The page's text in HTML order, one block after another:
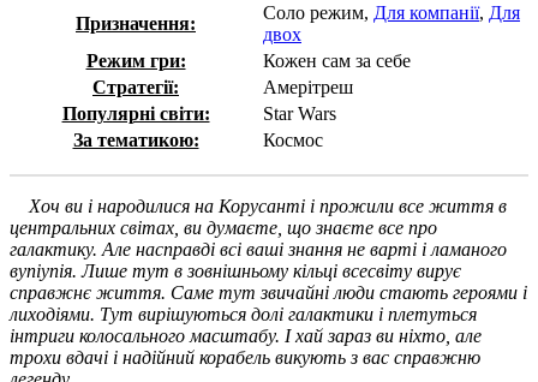
Призначення:
Соло режим, Для компанії, Для
двох
Режим гри:
Кожен сам за себе
Стратегії:
Амерітреш
Популярні світи:
Star Wars
За тематикою:
Космос
Хоч ви і народилися на Корусанті і прожили все життя в
центральних світах, ви думаєте, що знаєте все про
галактику. Але насправді всі ваші знання не варті і ламаного
вупіупія. Лише тут в зовнішньому кільці всесвіту вирує
справжнє життя. Саме тут звичайні люди стають героями і
лиходіями. Тут вирішуються долі галактики і плетуться
інтриги колосального масштабу. І хай зараз ви ніхто, але
трохи вдачі і надійний корабель викують з вас справжню